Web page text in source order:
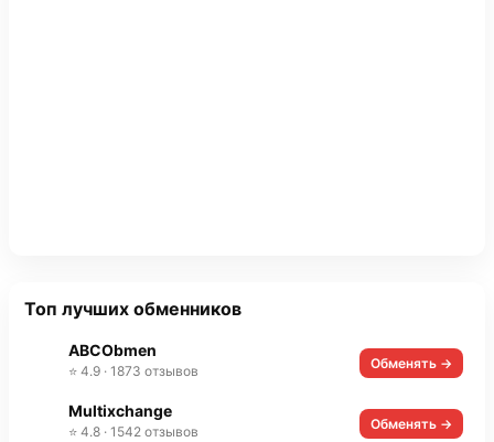
Топ лучших обменников
ABCObmen
⭐ 4.9 · 1873 отзывов Обменять →
Multixchange
⭐ 4.8 · 1542 отзывов Обменять →